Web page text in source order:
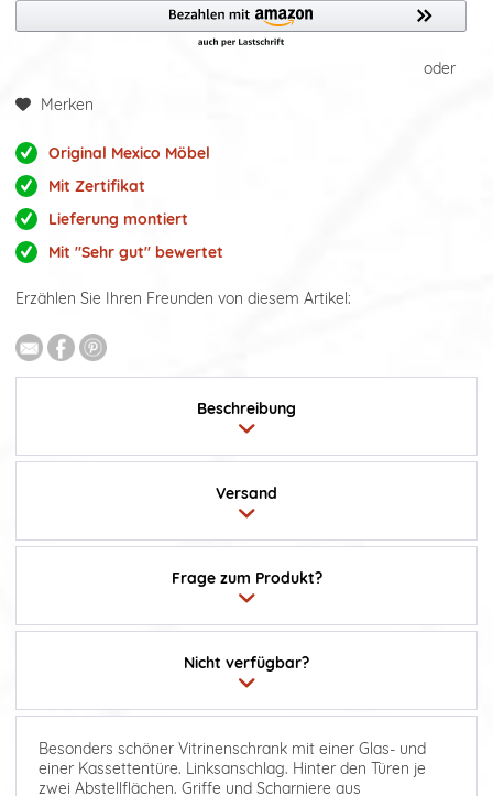
oder
Merken
Original Mexico Möbel
Mit Zertifikat
Lieferung montiert
Mit "Sehr gut" bewertet
Erzählen Sie Ihren Freunden von diesem Artikel:
Beschreibung
Frage zum Produkt?
Versand
Nicht verfügbar?
Besonders schöner Vitrinenschrank mit einer Glas- und
einer Kassettentüre. Linksanschlag. Hinter den Türen je
zwei Abstellflächen. Griffe und Scharniere aus